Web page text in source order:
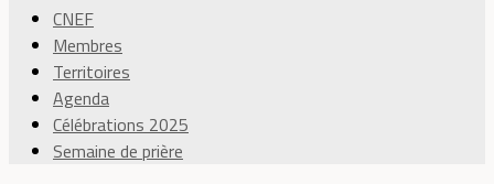
CNEF
Membres
Territoires
Agenda
Célébrations 2025
Semaine de prière